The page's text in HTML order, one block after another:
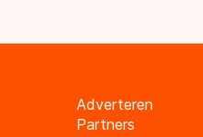
Adverteren
Partners